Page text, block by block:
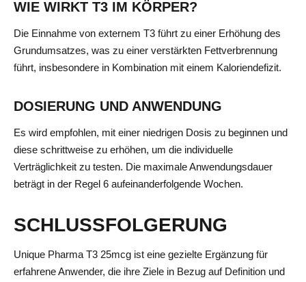
WIE WIRKT T3 IM KÖRPER?
Die Einnahme von externem T3 führt zu einer Erhöhung des
Grundumsatzes, was zu einer verstärkten Fettverbrennung
führt, insbesondere in Kombination mit einem Kaloriendefizit.
DOSIERUNG UND ANWENDUNG
Es wird empfohlen, mit einer niedrigen Dosis zu beginnen und
diese schrittweise zu erhöhen, um die individuelle
Verträglichkeit zu testen. Die maximale Anwendungsdauer
beträgt in der Regel 6 aufeinanderfolgende Wochen.
SCHLUSSFOLGERUNG
Unique Pharma T3 25mcg ist eine gezielte Ergänzung für
erfahrene Anwender, die ihre Ziele in Bezug auf Definition und